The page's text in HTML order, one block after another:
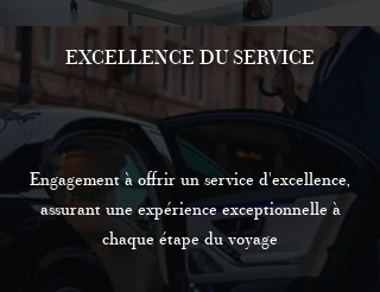
EXCELLENCE DU SERVICE
Engagement à offrir un service d'excellence,
assurant une expérience exceptionnelle à
chaque étape du voyage